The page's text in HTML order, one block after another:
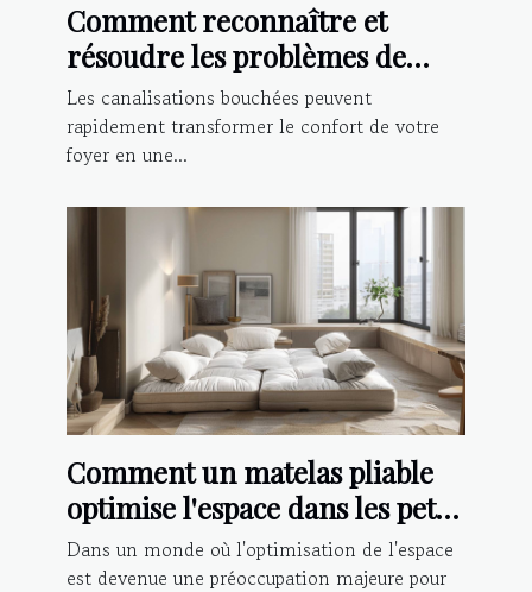
Comment reconnaître et
résoudre les problèmes de
canalisations bouchées
Les canalisations bouchées peuvent
rapidement transformer le confort de votre
foyer en une...
Comment un matelas pliable
optimise l'espace dans les petits
logements
Dans un monde où l'optimisation de l'espace
est devenue une préoccupation majeure pour